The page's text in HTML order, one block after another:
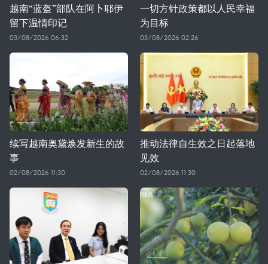
越南“蓝盔”部队在阿卜耶伊
留下温情印记
03/08/2026 06:32
一切方针政策都以人民幸福
为目标
03/08/2026 02:26
续写越南奥黛焕发新生的故
事
02/08/2026 11:30
推动法律自生效之日起落地
见效
02/08/2026 11:30